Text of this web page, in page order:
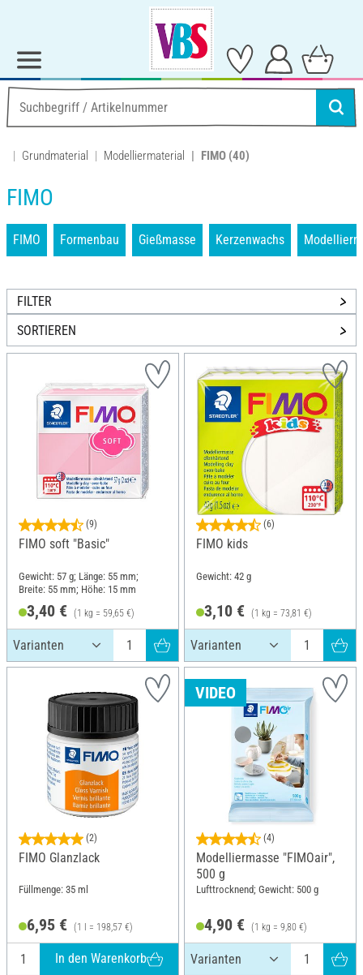
Grundmaterial Modelliermaterial FIMO (40)
FIMO
FIMO Formenbau Gießmasse Kerzenwachs
FILTER
SORTIEREN
(9)
FIMO soft "Basic"
Gewicht: 57 g; Länge: 55 mm;
Breite: 55 mm; Höhe: 15 mm
3,40 € (1 kg = 59,65 €)
(6)
FIMO kids
Gewicht: 42 g
3,10 € (1 kg = 73,81 €)
(2)
FIMO Glanzlack
Füllmenge: 35 ml
6,95 € (1 l = 198,57 €)
In den Warenkorb
VIDEO
(4)
Modelliermasse "FIMOair",
500 g
Lufttrocknend; Gewicht: 500 g
4,90 € (1 kg = 9,80 €)